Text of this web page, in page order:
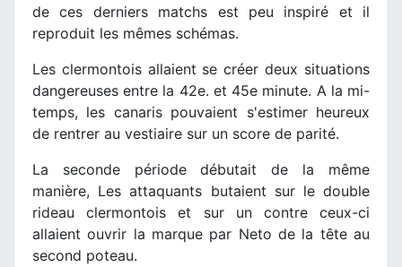
de ces derniers matchs est peu inspiré et il
reproduit les mêmes schémas.
Les clermontois allaient se créer deux situations
dangereuses entre la 42e. et 45e minute. A la mi-
temps, les canaris pouvaient s'estimer heureux
de rentrer au vestiaire sur un score de parité.
La seconde période débutait de la même
manière, Les attaquants butaient sur le double
rideau clermontois et sur un contre ceux-ci
allaient ouvrir la marque par Neto de la tête au
second poteau.